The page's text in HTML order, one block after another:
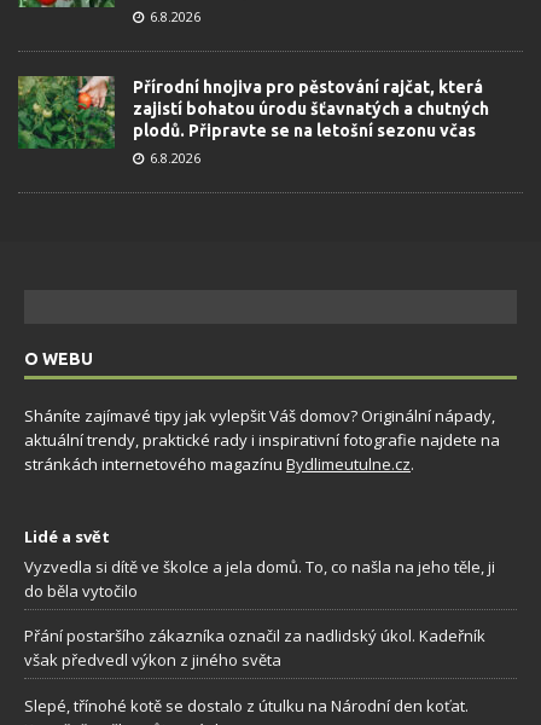
6.8.2026
Přírodní hnojiva pro pěstování rajčat, která
zajistí bohatou úrodu šťavnatých a chutných
plodů. Připravte se na letošní sezonu včas
6.8.2026
O WEBU
Sháníte zajímavé tipy jak vylepšit Váš domov? Originální nápady,
aktuální trendy, praktické rady i inspirativní fotografie najdete na
stránkách internetového magazínu Bydlimeutulne.cz.
Lidé a svět
Vyzvedla si dítě ve školce a jela domů. To, co našla na jeho těle, ji
do běla vytočilo
Přání postaršího zákazníka označil za nadlidský úkol. Kadeřník
však předvedl výkon z jiného světa
Slepé, třínohé kotě se dostalo z útulku na Národní den koťat.